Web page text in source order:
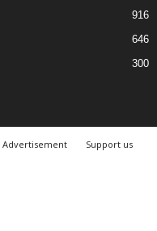
916
646
300
Advertisement
Support us